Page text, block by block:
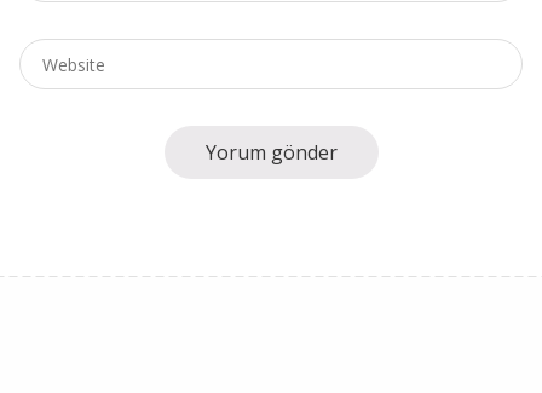
Website